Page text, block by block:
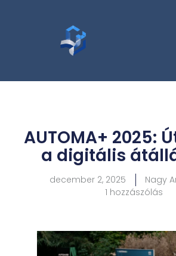
AUTOMA+ 2025:
a digitális
december 2, 2025
Nagy
1 hozzászólás